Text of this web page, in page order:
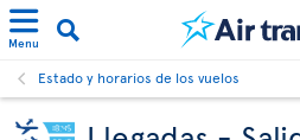
Menu
Estado y horarios de los vuelos